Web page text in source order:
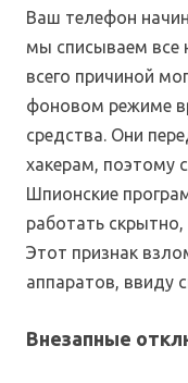
Ваш телефон
мы списываем все
всего причиной
фоновом режиме
средства. Они
хакерам, поэтому
Шпионские
работать
Этот признак
аппаратов, ввиду
Внезапные